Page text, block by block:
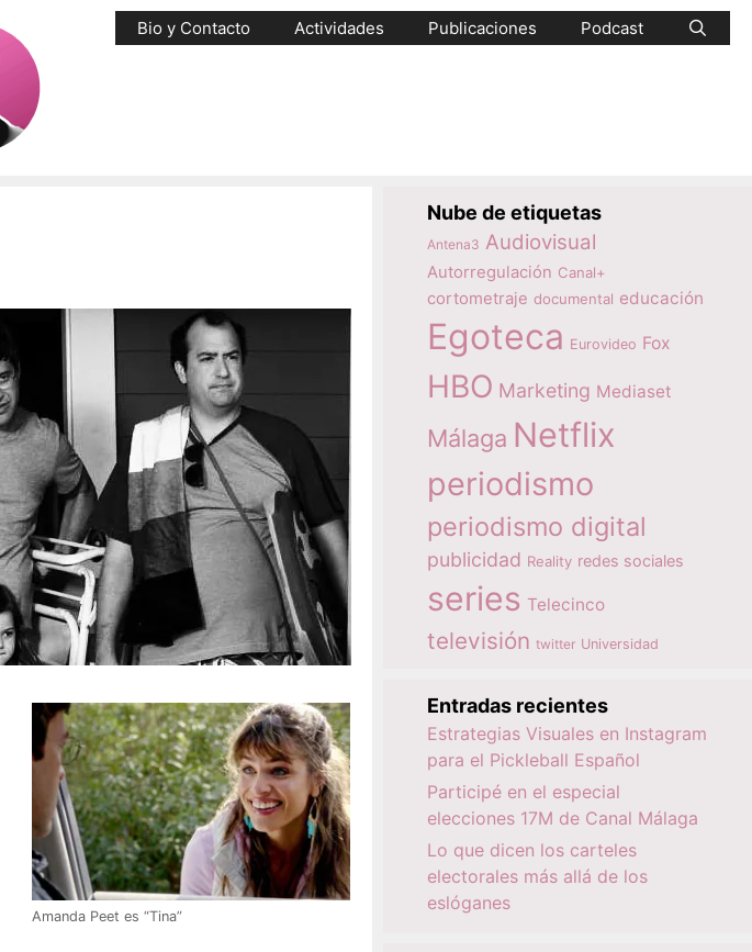
Bio y Contacto Actividades Publicaciones Podcast
Amanda Peet es “Tina”
Nube de etiquetas
Antena3 Audiovisual
Autorregulación Canal+
cortometraje documental educación
Egoteca Eurovideo Fox
HBO Marketing Mediaset
Málaga Netflix
periodismo
periodismo digital
publicidad Reality redes sociales
series Telecinco
televisión twitter Universidad
Entradas recientes
Estrategias Visuales en Instagram
para el Pickleball Español
Participé en el especial
elecciones 17M de Canal Málaga
Lo que dicen los carteles
electorales más allá de los
eslóganes